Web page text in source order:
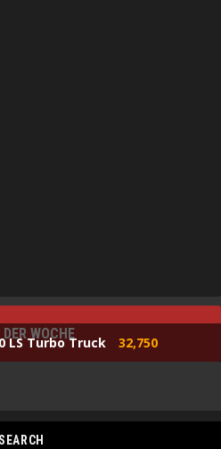
DER WOCHE
LS Turbo Truck 32,750